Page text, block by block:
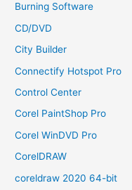
Burning Software
CD/DVD
City Builder
Connectify Hotspot Pro
Control Center
Corel PaintShop Pro
Corel WinDVD Pro
CorelDRAW
coreldraw 2020 64-bit